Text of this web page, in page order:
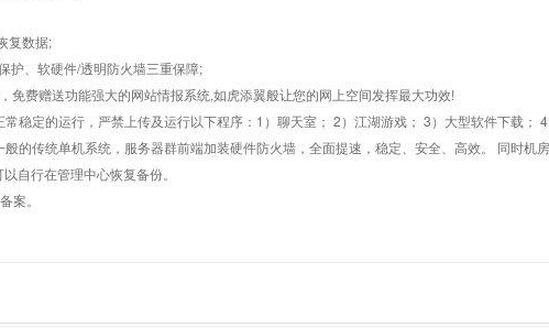
复数据;
护、软硬件/透明防火墙三重保障;
免费赠送功能强大的网站情报系统,如虎添翼般让您的网上空间发挥最大功效!
稳定的运行，严禁上传及运行以下程序：1）聊天室； 2）江湖游戏； 3）大型软件下载；
的传统单机系统，服务器群前端加装硬件防火墙，全面提速，稳定、安全、高效。 同时机
自行在管理中心恢复备份。
案。